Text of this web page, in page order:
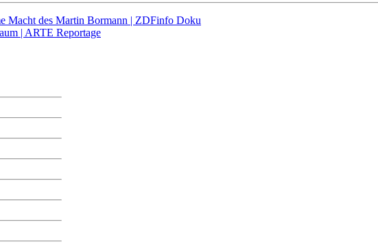
Macht des Martin Bormann | ZDFinfo Doku
| ARTE Reportage